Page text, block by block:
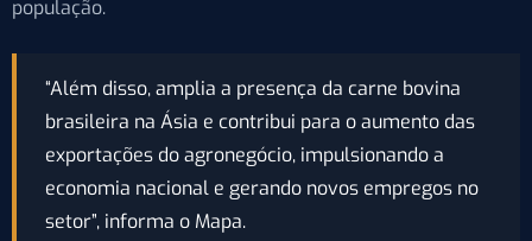
população.
“Além disso, amplia a presença da carne bovina
brasileira na Ásia e contribui para o aumento das
exportações do agronegócio, impulsionando a
economia nacional e gerando novos empregos no
setor”, informa o Mapa.